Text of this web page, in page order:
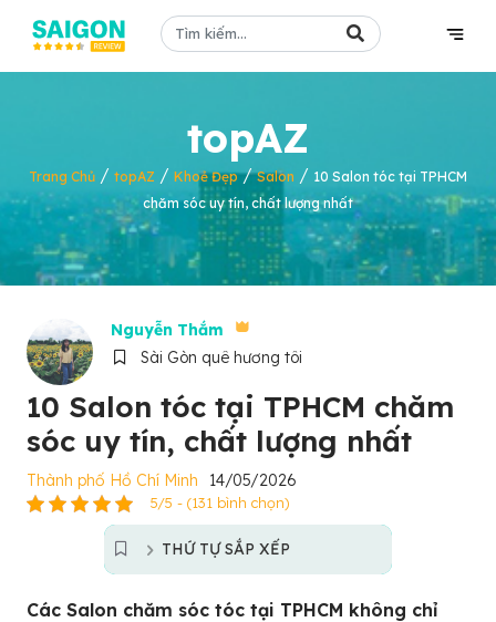
topAZ
Trang Chủ / topAZ / Khoẻ Đẹp/Salon / 10 Salon tóc tại TPHCM
chăm sóc uy tín, chất lượng nhất
Nguyễn Thắm
Sài Gòn quê hương tôi
10 Salon tóc tại TPHCM chăm
sóc uy tín, chất lượng nhất
Thành phố Hồ Chí Minh 14/05/2026
5/5 - (131 bình chọn)
THỨ TỰ SẮP XẾP
Các Salon chăm sóc tóc tại TPHCM không chỉ